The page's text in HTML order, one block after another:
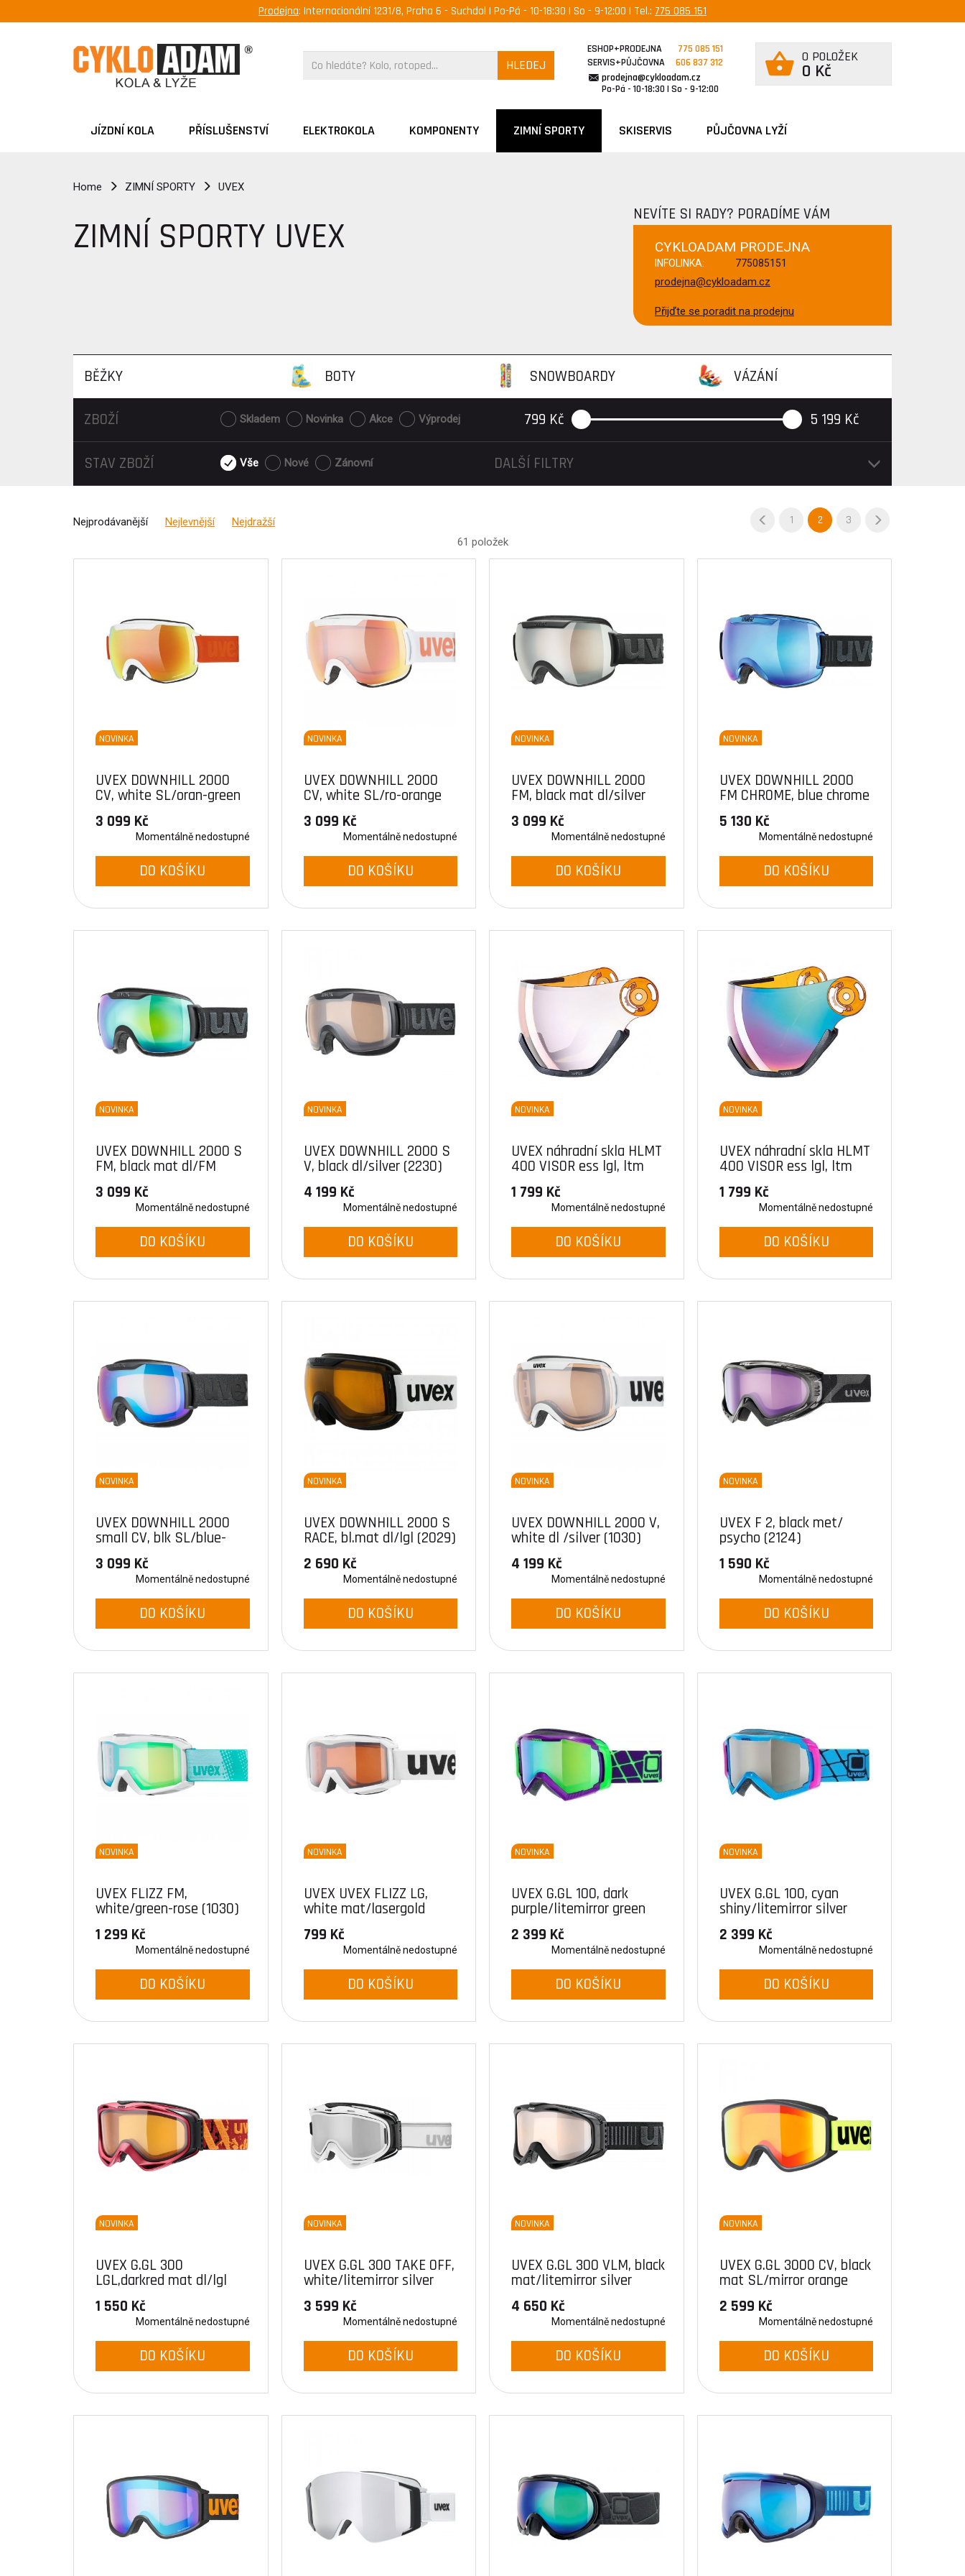
Prodejna: Internacionální 1231/8, Praha 6 - Suchdol | Po-Pá - 10-18:30 | So - 9-12:00 | Tel.: 775 085 151
HLEDEJ
ESHOP+PRODEJNA
775 085 151
SERVIS+PŮJČOVNA
606 837 312
prodejna@cykloadam.cz
Po-Pá - 10-18:30 | So - 9-12:00
0 POLOŽEK
0 Kč
JÍZDNÍ KOLA PŘÍSLUŠENSTVÍ ELEKTROKOLA KOMPONENTY ZIMNÍ SPORTY SKISERVIS PŮJČOVNA LYŽÍ
Home ZIMNÍ SPORTY UVEX
ZIMNÍ SPORTY UVEX
NEVÍTE SI RADY? PORADÍME VÁM
CYKLOADAM PRODEJNA
INFOLINKA: 775085151
prodejna@cykloadam.cz
Přijďte se poradit na prodejnu
BĚŽKY BOTY SNOWBOARDY VÁZÁNÍ
ZBOŽÍ Skladem Novinka Akce Výprodej 799 Kč 5 199 Kč
STAV ZBOŽÍ Vše Nové Zánovní DALŠÍ FILTRY
Nejprodávanější Nejlevnější Nejdražší 1 2 3
61 položek
NOVINKA
UVEX DOWNHILL 2000
CV, white SL/oran-green
3 099 Kč
Momentálně nedostupné
DO KOŠÍKU
NOVINKA
UVEX DOWNHILL 2000
CV, white SL/ro-orange
3 099 Kč
Momentálně nedostupné
DO KOŠÍKU
NOVINKA
UVEX DOWNHILL 2000
FM, black mat dl/silver
3 099 Kč
Momentálně nedostupné
DO KOŠÍKU
NOVINKA
UVEX DOWNHILL 2000
FM CHROME, blue chrome
dl/FM blue (4026)
5 130 Kč
Momentálně nedostupné
DO KOŠÍKU
NOVINKA
UVEX DOWNHILL 2000 S
FM, black mat dl/FM
green (2026)
3 099 Kč
Momentálně nedostupné
DO KOŠÍKU
NOVINKA
UVEX DOWNHILL 2000 S
V, black dl/silver (2230)
4 199 Kč
Momentálně nedostupné
DO KOŠÍKU
NOVINKA
UVEX náhradní skla HLMT
400 VISOR ess lgl, ltm
1 799 Kč
Momentálně nedostupné
DO KOŠÍKU
NOVINKA
UVEX náhradní skla HLMT
400 VISOR ess lgl, ltm
rainbow
1 799 Kč
Momentálně nedostupné
DO KOŠÍKU
NOVINKA
UVEX DOWNHILL 2000
small CV, blk SL/blue-
orange (2230)
3 099 Kč
Momentálně nedostupné
DO KOŠÍKU
NOVINKA
UVEX DOWNHILL 2000 S
RACE, bl.mat dl/lgl (2029)
2 690 Kč
Momentálně nedostupné
DO KOŠÍKU
NOVINKA
UVEX DOWNHILL 2000 V,
white dl /silver (1030)
4 199 Kč
Momentálně nedostupné
DO KOŠÍKU
NOVINKA
UVEX F 2, black met/
psycho (2124)
1 590 Kč
Momentálně nedostupné
DO KOŠÍKU
NOVINKA
UVEX FLIZZ FM,
white/green-rose (1030)
1 299 Kč
Momentálně nedostupné
DO KOŠÍKU
NOVINKA
UVEX UVEX FLIZZ LG,
white mat/lasergold
(1030)
799 Kč
Momentálně nedostupné
DO KOŠÍKU
NOVINKA
UVEX G.GL 100, dark
purple/litemirror green
2 399 Kč
Momentálně nedostupné
DO KOŠÍKU
NOVINKA
UVEX G.GL 100, cyan
shiny/litemirror silver
2 399 Kč
Momentálně nedostupné
DO KOŠÍKU
NOVINKA
UVEX G.GL 300
LGL,darkred mat dl/lgl
1 550 Kč
Momentálně nedostupné
DO KOŠÍKU
NOVINKA
UVEX G.GL 300 TAKE OFF,
white/litemirror silver
3 599 Kč
Momentálně nedostupné
DO KOŠÍKU
NOVINKA
UVEX G.GL 300 VLM, black
mat/litemirror silver
4 650 Kč
Momentálně nedostupné
DO KOŠÍKU
NOVINKA
UVEX G.GL 3000 CV, black
mat SL/mirror orange
2 599 Kč
Momentálně nedostupné
DO KOŠÍKU